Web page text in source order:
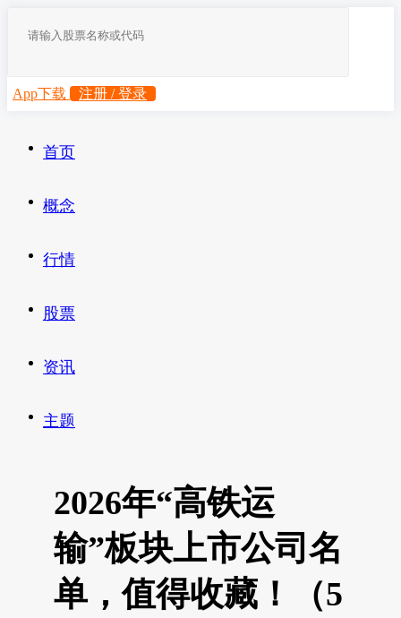
App下载 注册 / 登录
首页
概念
行情
股票
资讯
主题
2026年“高铁运
输”板块上市公司名
单，值得收藏！（5